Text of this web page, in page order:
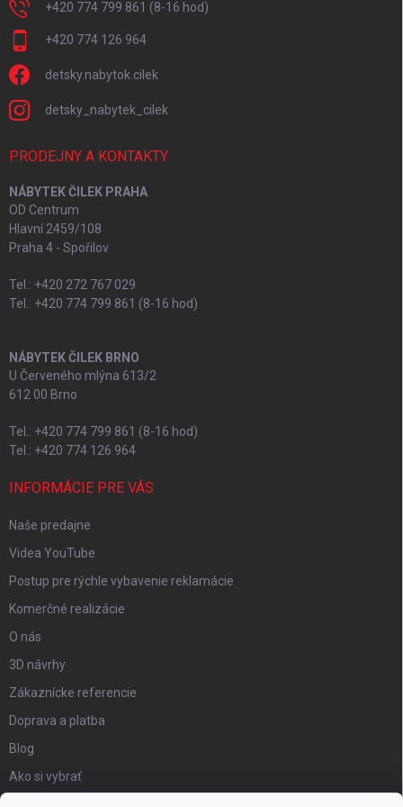
+420 774 799 861 (8-16 hod)
+420 774 126 964
detsky.nabytok.cilek
detsky_nabytek_cilek
PRODEJNY A KONTAKTY
NÁBYTEK ČILEK PRAHA
OD Centrum
Hlavní 2459/108
Praha 4 - Spořilov
Tel.: +420 272 767 029
Tel.: +420 774 799 861 (8-16 hod)
NÁBYTEK ČILEK BRNO
U Červeného mlýna 613/2
612 00 Brno
Tel.: +420 774 799 861 (8-16 hod)
Tel.: +420 774 126 964
INFORMÁCIE PRE VÁS
Naše predajne
Videa YouTube
Postup pre rýchle vybavenie reklamácie
Komerčné realizácie
O nás
3D návrhy
Zákaznícke referencie
Doprava a platba
Blog
Ako si vybrať